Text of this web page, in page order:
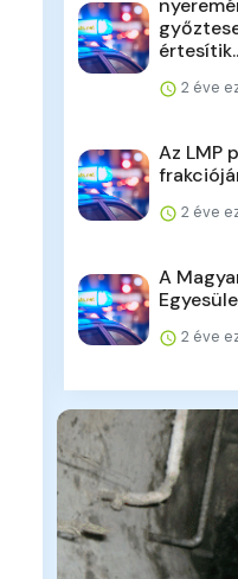
2 éve
Az LMP
2 éve
A
2 éve